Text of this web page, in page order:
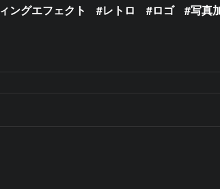
ングエフェクト レトロ ロゴ 写真